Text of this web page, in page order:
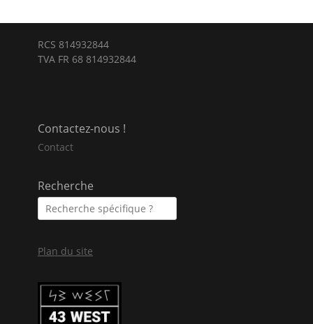
RCS 814932844
TVA FR 68 814932844
Contactez-nous !
Contact
Recherche
Plan du site